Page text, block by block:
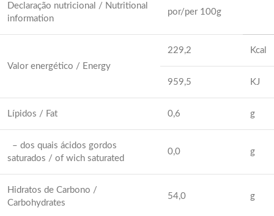
Declaração nutricional / Nutritional
information
por/per 100g
Valor energético / Energy
229,2 Kcal
959,5 KJ
Lípidos / Fat 0,6 g
– dos quais ácidos gordos
saturados / of wich saturated
0,0 g
Hidratos de Carbono /
Carbohydrates
54,0 g